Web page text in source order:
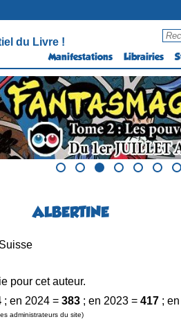
du Livre !
Manifestations
Librairies
ALBERTINE
pour cet auteur.
; en 2024 = 383 ; en 2023 = 417 ;
administrateurs du site)